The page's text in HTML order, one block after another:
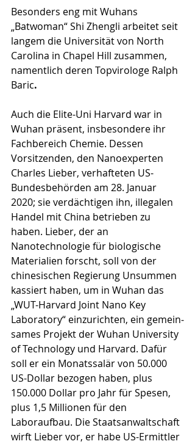
Besonders eng mit Wuhans
„Batwoman“ Shi Zhengli arbeitet seit
langem die Universität von North
Carolina in Chapel Hill zusammen,
namentlich deren Topvirologe Ralph
Baric.
Auch die Elite-Uni Harvard war in
Wuhan präsent, insbesondere ihr
Fachbereich Chemie. Dessen
Vorsitzen­den, den Nanoexperten
Charles Lieber, verhafteten US-
Bundesbehörden am 28. Januar
2020; sie verdächtigen ihn, illegalen
Handel mit China betrieben zu
haben. Lieber, der an
Nanotechnologie für biologische
Materia­li­en forscht, soll von der
chinesischen Regierung Unsum­men
kassiert haben, um in Wuhan das
„WUT-Harvard Joint Nano Key
Laboratory“ einzurichten, ein gemein­
sames Projekt der Wuhan University
of Technology und Harvard. Dafür
soll er ein Monatssalär von 50.000
US-Dollar bezogen haben, plus
150.000 Dollar pro Jahr für Spesen,
plus 1,5 Millionen für den
Laboraufbau. Die Staats­anwaltschaft
wirft Lieber vor, er habe US-Ermittler